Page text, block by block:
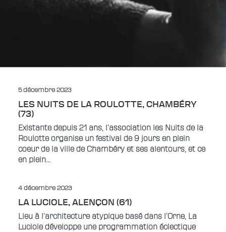
5 décembre 2023
LES NUITS DE LA ROULOTTE, CHAMBÉRY
(73)
Existante depuis 21 ans, l’association les Nuits de la
Roulotte organise un festival de 9 jours en plein
coeur de la ville de Chambéry et ses alentours, et ce
en plein…
4 décembre 2023
LA LUCIOLE, ALENÇON (61)
Lieu à l’architecture atypique basé dans l’Orne, La
Luciole développe une programmation éclectique